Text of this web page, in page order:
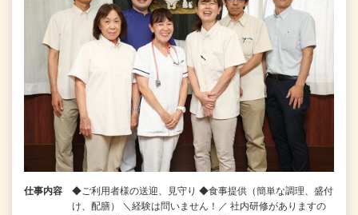
仕事内容
◆ご利用者様の送迎、見守り ◆食事提供（簡単な調理、盛付
け、配膳） ＼経験は問いません！／ 社内研修がありますの